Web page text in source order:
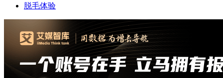
脱毛体验